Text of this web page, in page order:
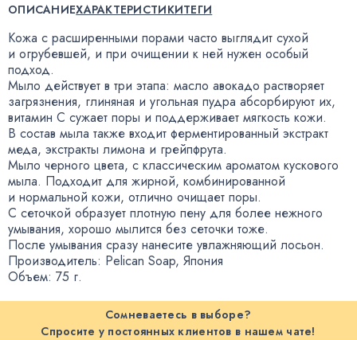
ОПИСАНИЕХАРАКТЕРИСТИКИТЕГИ
Кожа с расширенными порами часто выглядит сухой
и огрубевшей, и при очищении к ней нужен особый
подход.
Мыло действует в три этапа: масло авокадо растворяет
загрязнения, глиняная и угольная пудра абсорбируют их,
витамин С сужает поры и поддерживает мягкость кожи.
В состав мыла также входит ферментированный экстракт
меда, экстракты лимона и грейпфрута.
Мыло черного цвета, с классическим ароматом кускового
мыла. Подходит для жирной, комбинированной
и нормальной кожи, отлично очищает поры.
С сеточкой образует плотную пену для более нежного
умывания, хорошо мылится без сеточки тоже.
После умывания сразу нанесите увлажняющий лосьон.
Производитель: Pelican Soap, Япония
Объем: 75 г.
Сомневаетесь в выборе?
Спросите у постоянных клиентов в нашем чате!